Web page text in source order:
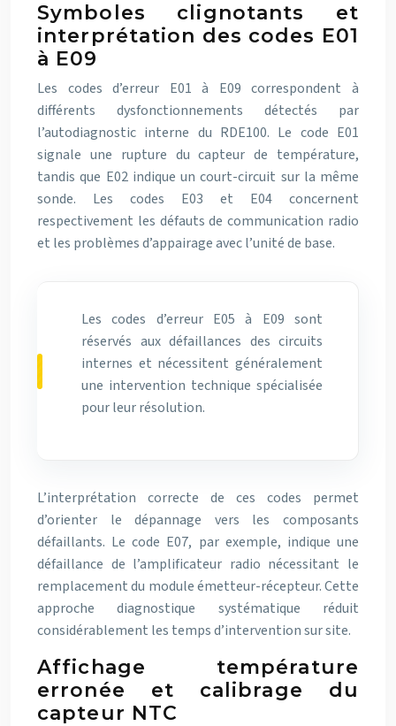
Symboles clignotants et
interprétation des codes E01
à E09
Les codes d’erreur E01 à E09 correspondent à
différents dysfonctionnements détectés par
l’autodiagnostic interne du RDE100. Le code E01
signale une rupture du capteur de température,
tandis que E02 indique un court-circuit sur la même
sonde. Les codes E03 et E04 concernent
respectivement les défauts de communication radio
et les problèmes d’appairage avec l’unité de base.
Les codes d’erreur E05 à E09 sont
réservés aux défaillances des circuits
internes et nécessitent généralement
une intervention technique spécialisée
pour leur résolution.
L’interprétation correcte de ces codes permet
d’orienter le dépannage vers les composants
défaillants. Le code E07, par exemple, indique une
défaillance de l’amplificateur radio nécessitant le
remplacement du module émetteur-récepteur. Cette
approche diagnostique systématique réduit
considérablement les temps d’intervention sur site.
Affichage température
erronée et calibrage du
capteur NTC